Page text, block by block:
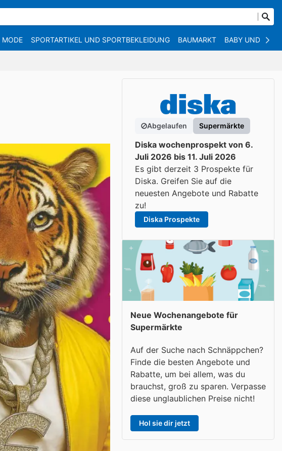
MODE SPORTARTIKEL UND SPORTBEKLEIDUNG BAUMARKT BABY UND KIND
Abgelaufen Supermärkte
Diska wochenprospekt von 6.
Juli 2026 bis 11. Juli 2026
Es gibt derzeit 3 Prospekte für
Diska. Greifen Sie auf die
neuesten Angebote und Rabatte
zu!
Diska Prospekte
Neue Wochenangebote für
Supermärkte
Auf der Suche nach Schnäppchen?
Finde die besten Angebote und
Rabatte, um bei allem, was du
brauchst, groß zu sparen. Verpasse
diese unglaublichen Preise nicht!
Hol sie dir jetzt